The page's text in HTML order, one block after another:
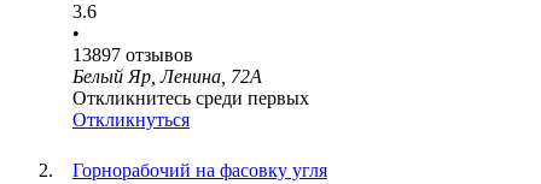
3.6
•
13897 отзывов
Белый Яр, Ленина, 72А
Откликнитесь среди первых
Откликнуться
Горнорабочий на фасовку угля